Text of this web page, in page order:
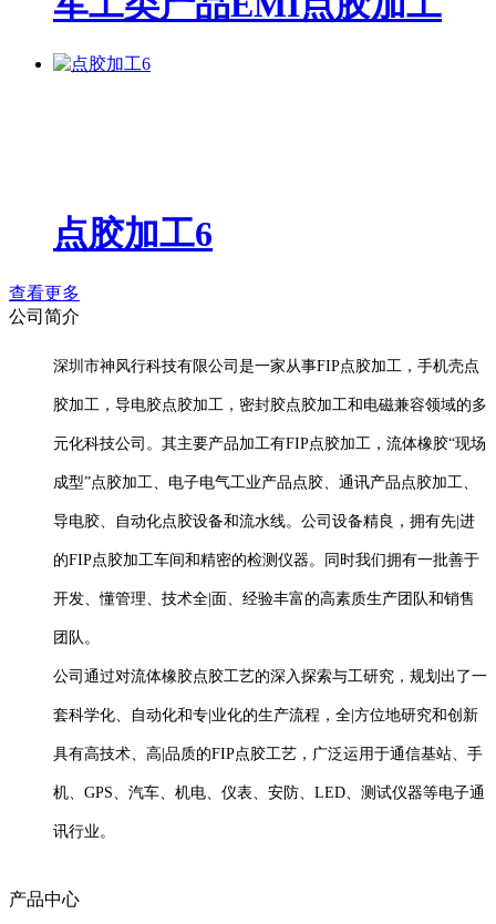
点胶加工6
查看更多
公司简介
深圳市神风行科技有限公司是一家从事FIP点胶加工，手机壳点
胶加工，导电胶点胶加工，密封胶点胶加工和电磁兼容领域的多
元化科技公司。其主要产品加工有FIP点胶加工，流体橡胶“现场
成型”点胶加工、电子电气工业产品点胶、通讯产品点胶加工、
导电胶、自动化点胶设备和流水线。公司设备精良，拥有先|进
的FIP点胶加工车间和精密的检测仪器。同时我们拥有一批善于
开发、懂管理、技术全|面、经验丰富的高素质生产团队和销售
团队。
公司通过对流体橡胶点胶工艺的深入探索与工研究，规划出了一
套科学化、自动化和专|业化的生产流程，全|方位地研究和创新
具有高技术、高|品质的FIP点胶工艺，广泛运用于通信基站、手
机、GPS、汽车、机电、仪表、安防、LED、测试仪器等电子通
讯行业。
产品中心